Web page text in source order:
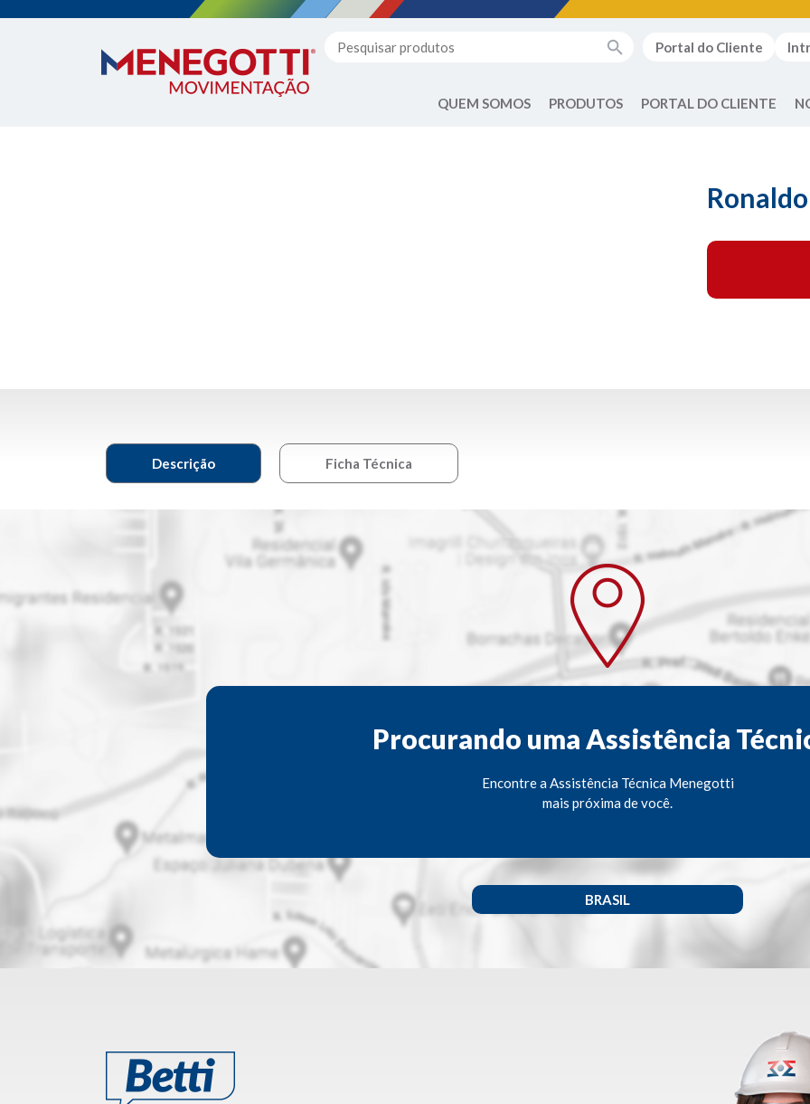
Portal do Cliente
QUEM SOMOS PRODUTOS PORTAL DO CLIENTE
Descrição Ficha Técnica
Procurando uma Assistência
Encontre a Assistência Técnica Menegotti
mais próxima de você.
BRASIL